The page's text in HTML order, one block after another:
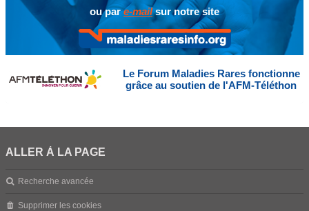
ou pare-mailsur notre site
Le Forum Maladies Rares fonctionne
grâce au soutien de l'AFM-Téléthon
ALLER À LA PAGE
Recherche avancée
Supprimer les cookies